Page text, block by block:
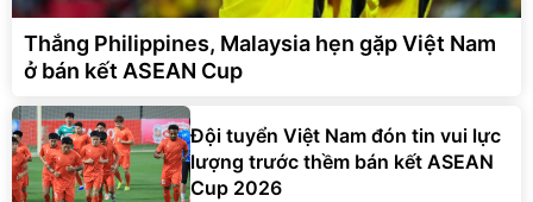
Thắng Philippines, Malaysia hẹn gặp Việt Nam
ở bán kết ASEAN Cup
Đội tuyển Việt Nam đón tin vui lực
lượng trước thềm bán kết ASEAN
Cup 2026